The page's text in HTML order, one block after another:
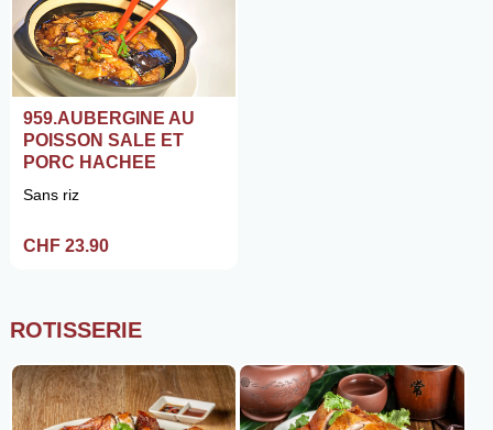
959.AUBERGINE AU
POISSON SALE ET
PORC HACHEE
Sans riz
CHF 23.90
ROTISSERIE